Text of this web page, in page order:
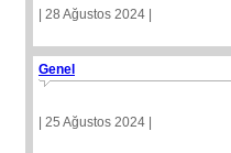
| 28 Ağustos 2024 |
Genel
| 25 Ağustos 2024 |